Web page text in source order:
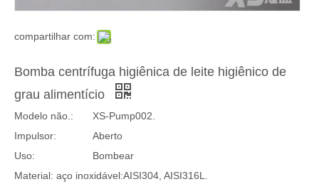
compartilhar com:
Bomba centrífuga higiênica de leite higiênico de
grau alimentício
Modelo não.:
XS-Pump002.
Impulsor:
Aberto
Uso:
Bombear
Material: aço inoxidável:AISI304, AISI316L.